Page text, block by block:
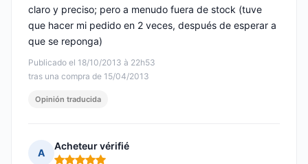
Publicado el 18/10/2013 à 22h53
tras una compra de 15/04/2013
claro y preciso; pero a menudo fuera de stock (tuve
que hacer mi pedido en 2 veces, después de esperar a
que se reponga)
Opinión traducida
A
Acheteur vérifié